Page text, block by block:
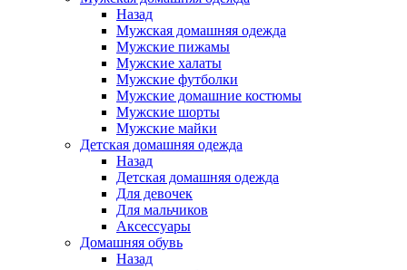
Назад
Мужская домашняя одежда
Мужские пижамы
Мужские халаты
Мужские футболки
Мужские домашние костюмы
Мужские шорты
Мужские майки
Детская домашняя одежда
Назад
Детская домашняя одежда
Для девочек
Для мальчиков
Аксессуары
Домашняя обувь
Назад